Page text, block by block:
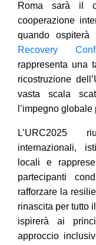
Roma sarà il
cooperazione
quando ospiterà
Recovery
rappresenta una
ricostruzione
vasta scala
l’impegno
L’URC2025
internazionali,
locali e
partecipanti
rafforzare la
rinascita per tutto
ispirerà ai
approccio